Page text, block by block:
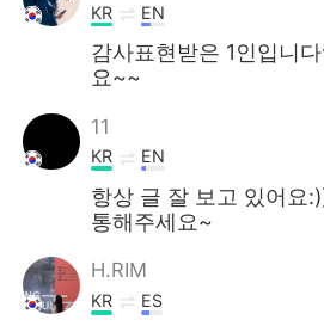
KR EN
감사표현받은 1인입니
요~~
11
KR EN
항상 글 잘 보고 있어요
통해주세요~
H.RIM
KR ES